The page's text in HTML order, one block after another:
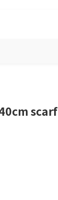
scarf